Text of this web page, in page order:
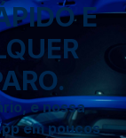
E
e nossa
em poucos